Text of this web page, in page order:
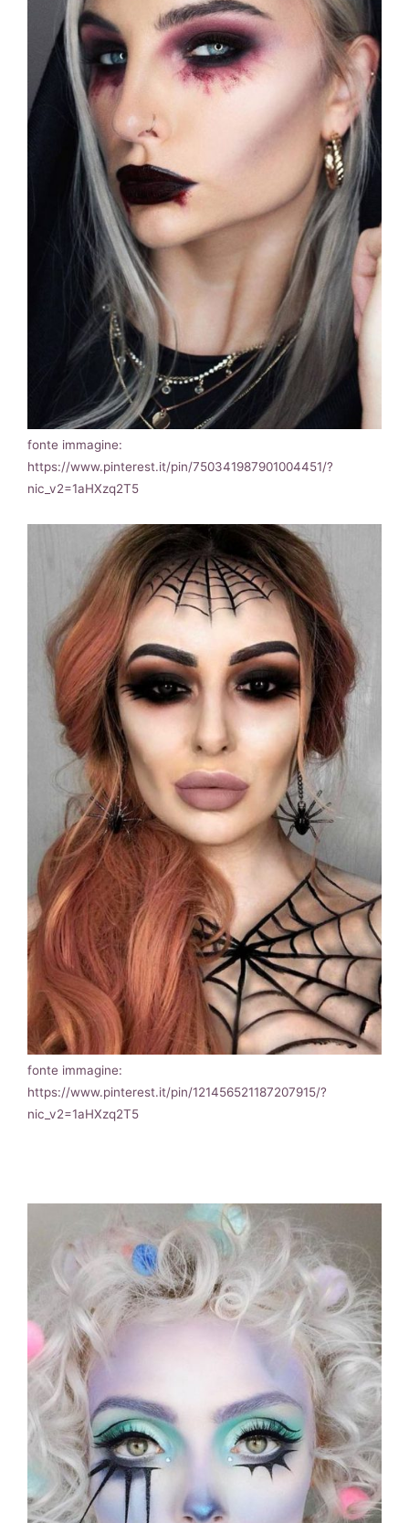
fonte immagine:
https://www.pinterest.it/pin/750341987901004451/?
nic_v2=1aHXzq2T5
fonte immagine:
https://www.pinterest.it/pin/121456521187207915/?
nic_v2=1aHXzq2T5